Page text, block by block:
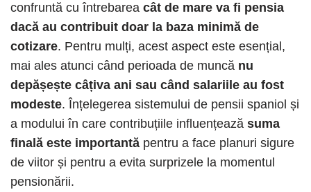
confruntă cu întrebarea cât de mare va fi pensia
dacă au contribuit doar la baza minimă de
cotizare. Pentru mulți, acest aspect este esențial,
mai ales atunci când perioada de muncă nu
depășește câțiva ani sau când salariile au fost
modeste. Înțelegerea sistemului de pensii spaniol și
a modului în care contribuțiile influențează suma
finală este importantă pentru a face planuri sigure
de viitor și pentru a evita surprizele la momentul
pensionării.